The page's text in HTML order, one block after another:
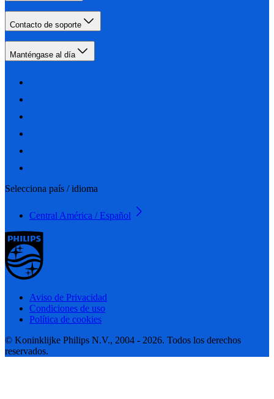
Contacto de soporte
Manténgase al día
Selecciona país / idioma
Central América / Español
Aviso de Privacidad
Condiciones de uso
Política de cookies
© Koninklijke Philips N.V., 2004 - 2026. Todos los derechos
reservados.